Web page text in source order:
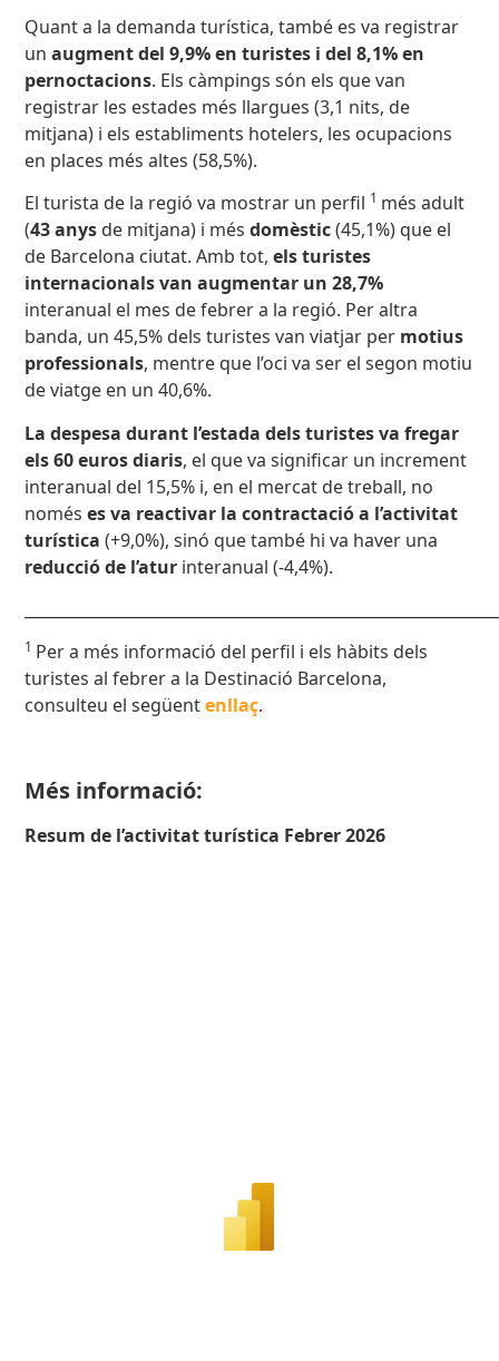
Quant a la demanda turística, també es va registrar
unaugment del 9,9% en turistes i del 8,1% en
pernoctacions. Els càmpings són els que van
registrar les estades més llargues (3,1 nits, de
mitjana) i els establiments hotelers, les ocupacions
en places més altes (58,5%).
El turista de la regió va mostrar un perfil 1 més adult
(43 anys de mitjana) i mésdomèstic(45,1%) que el
de Barcelona ciutat. Amb tot,els turistes
internacionals van augmentar un 28,7%
interanual el mes de febrer a la regió. Per altra
banda, un 45,5% dels turistes van viatjar per motius
professionals, mentre que l’oci va ser el segon motiu
de viatge en un 40,6%.
La despesa durant l’estada dels turistes va fregar
els 60 euros diaris, el que va significar un increment
interanual del 15,5% i, en el mercat de treball, no
noméses va reactivar la contractació a l’activitat
turística (+9,0%), sinó que també hi va haver una
reducció de l’atur interanual (-4,4%).
1 Per a més informació del perfil i els hàbits dels
turistes al febrer a la Destinació Barcelona,
consulteu el següentenllaç.
Més informació:
Resum de l’activitat turística Febrer 2026